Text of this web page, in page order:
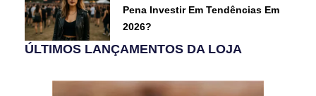
Pena Investir Em Tendências Em
2026?
ÚLTIMOS LANÇAMENTOS DA LOJA
O
OO
O
O
O